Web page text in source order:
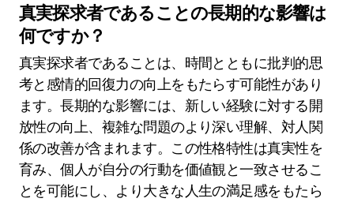
真実探求者であることの長期的な影響は
何ですか？
真実探求者であることは、時間とともに批判的思
考と感情的回復力の向上をもたらす可能性があり
ます。長期的な影響には、新しい経験に対する開
放性の向上、複雑な問題のより深い理解、対人関
係の改善が含まれます。この性格特性は真実性を
育み、個人が自分の行動を価値観と一致させるこ
とを可能にし、より大きな人生の満足感をもたら